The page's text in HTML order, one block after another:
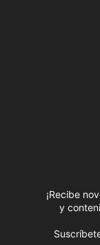
¡Recibe
y